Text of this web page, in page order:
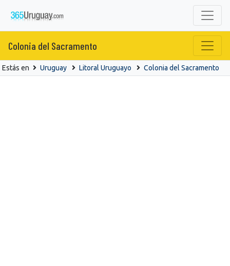
Colonia del Sacramento
Estás en Uruguay Litoral Uruguayo Colonia del Sacramento